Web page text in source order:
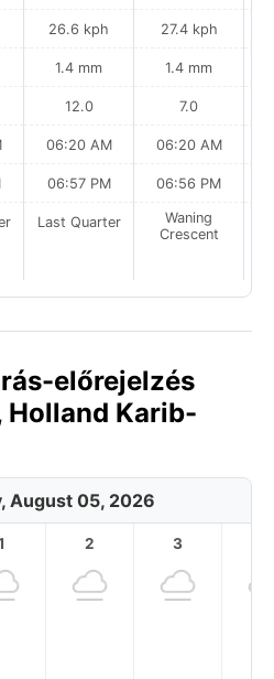
26.6 kph
1.4 mm
12.0
06:20 AM
06:57 PM
Last Quarter
27.4 kph
1.4 mm
7.0
06:20 AM
06:56 PM
Waning
Crescent
előrejelzés
Karib-
August 05, 2026
2 3